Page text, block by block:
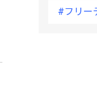
#フリー